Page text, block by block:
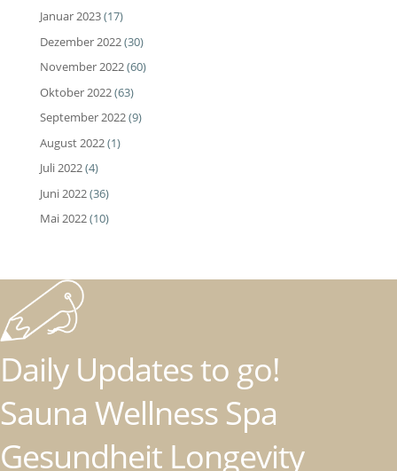
Januar 2023(17)
Dezember 2022(30)
November 2022(60)
Oktober 2022(63)
September 2022(9)
August 2022(1)
Juli 2022(4)
Juni 2022(36)
Mai 2022(10)
Daily Updates to go!
Sauna Wellness Spa
Gesundheit Longevity